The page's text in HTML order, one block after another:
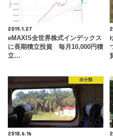
2019.1.27
eMAXIS全世界株式インデックス
に長期積立投資 毎月10,000円積
立…
未分類
2018.6.16